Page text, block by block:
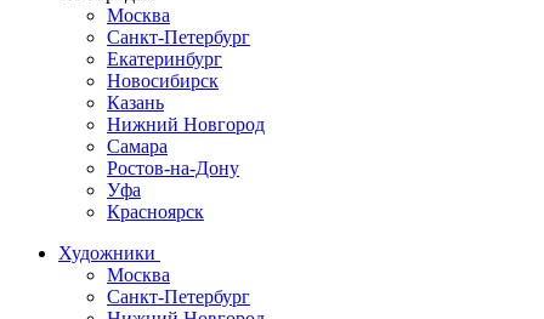
Москва
Санкт-Петербург
Екатеринбург
Новосибирск
Казань
Нижний Новгород
Самара
Ростов-на-Дону
Уфа
Красноярск
Художники
Москва
Санкт-Петербург